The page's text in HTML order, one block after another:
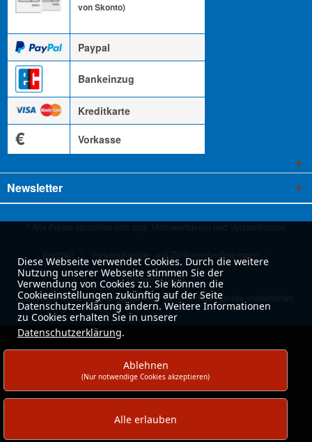
von Skonto)
Paypal
Bankeinzug
Kreditkarte
€ Vorkasse
Newsletter
* Alle Preise verstehen sich zzgl. Mehrwertsteuer und Versandkosten
Kontakt
Versandkosten und Zahlungsbedingungen
Widerrufsrecht
Copyright © moog & langenscheidt GmbH - Alle Rechte vorbehalten
Diese Webseite verwendet Cookies. Durch die weitere
Nutzung unserer Webseite stimmen Sie der
Verwendung von Cookies zu. Sie können die
Cookieeinstellungen zukünftig auf der Seite
Datenschutzerklärung ändern. Weitere Informationen
zu Cookies erhalten Sie in unserer
Datenschutzerklärung.
Ablehnen
(Nur notwendige Cookies akzeptieren)
Alle erlauben